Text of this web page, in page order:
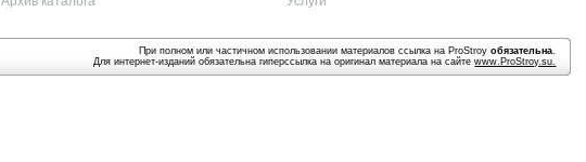
При полном или частичном использовании материалов ссылка на ProStroyобязательна.
Для интернет-изданий обязательна гиперссылка на оригинал материала на сайтеwww.ProStroy.su.